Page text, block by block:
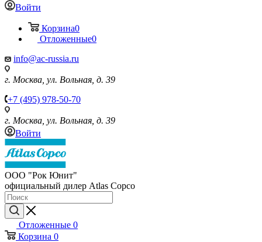
Войти
Корзина0
Отложенные0
info@ac-russia.ru
г. Москва, ул. Вольная, д. 39
+7 (495) 978-50-70
г. Москва, ул. Вольная, д. 39
Войти
ООО "Рок Юнит"
официальный дилер Atlas Copco
Отложенные 0
Корзина 0